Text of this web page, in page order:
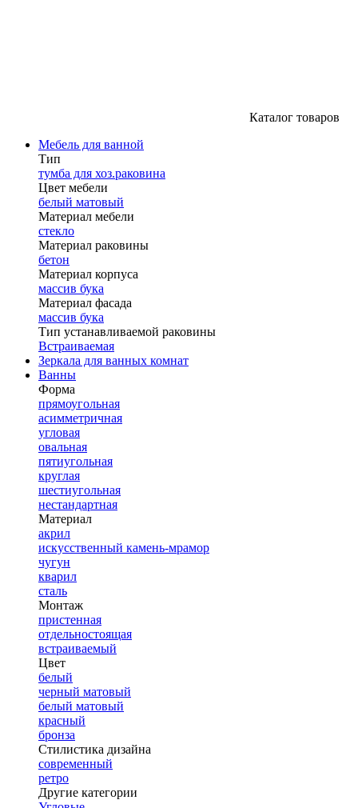
Каталог товаров
Мебель для ванной
Тип
тумба для хоз.раковина
Цвет мебели
белый матовый
Материал мебели
стекло
Материал раковины
бетон
Материал корпуса
массив бука
Материал фасада
массив бука
Тип устанавливаемой раковины
Встраиваемая
Зеркала для ванных комнат
Ванны
Форма
прямоугольная
асимметричная
угловая
овальная
пятиугольная
круглая
шестиугольная
нестандартная
Материал
акрил
искусственный камень-мрамор
чугун
кварил
сталь
Монтаж
пристенная
отдельностоящая
встраиваемый
Цвет
белый
черный матовый
белый матовый
красный
бронза
Стилистика дизайна
современный
ретро
Другие категории